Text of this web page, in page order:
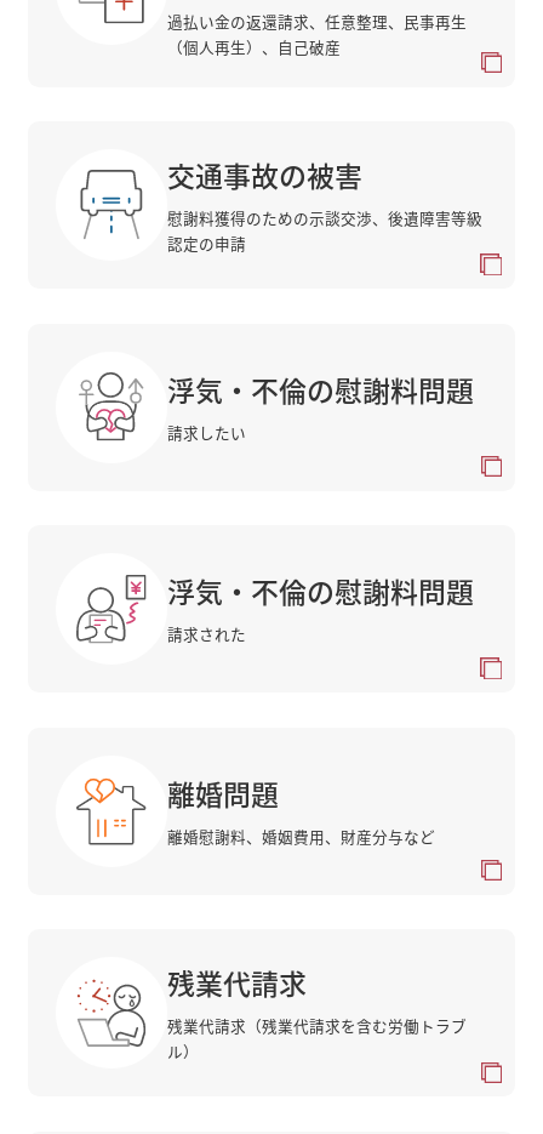
過払い金の返還請求、任意整理、民事再生
（個人再生）、自己破産
交通事故の被害
慰謝料獲得のための示談交渉、後遺障害等級
認定の申請
浮気・不倫の慰謝料問題
請求したい
浮気・不倫の慰謝料問題
請求された
離婚問題
離婚慰謝料、婚姻費用、財産分与など
残業代請求
残業代請求（残業代請求を含む労働トラブ
ル）